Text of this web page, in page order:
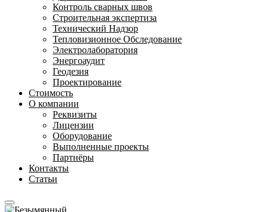
Контроль сварных швов
Строительная экспертиза
Технический Надзор
Тепловизионное Обследование
Электролаборатория
Энергоаудит
Геодезия
Проектирование
Стоимость
О компании
Реквизиты
Лицензии
Оборудование
Выполненные проекты
Партнёры
Контакты
Статьи